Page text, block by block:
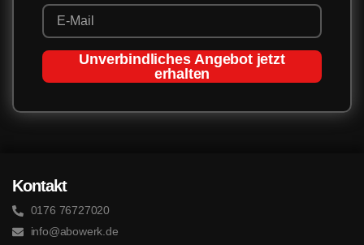
Unverbindliches Angebot jetzt
erhalten
Kontakt
0176 76727020
info@abowerk.de